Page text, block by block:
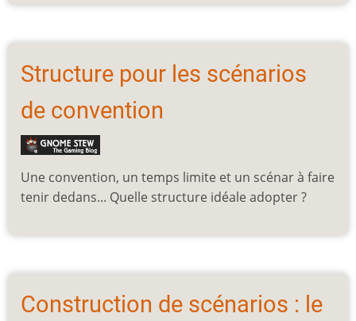
Structure pour les scénarios
de convention
Une convention, un temps limite et un scénar à faire
tenir dedans... Quelle structure idéale adopter ?
Construction de scénarios : le